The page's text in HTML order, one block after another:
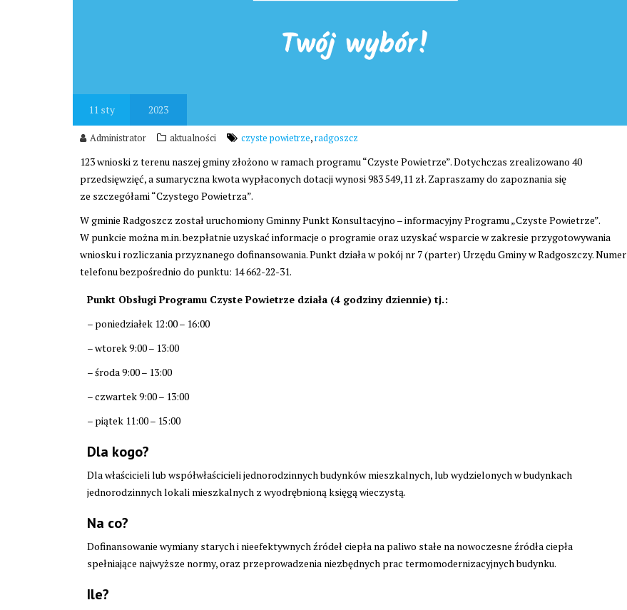
11 sty 2023
Administrator aktualności czyste powietrze,radgoszcz
123 wnioski z terenu naszej gminy złożono w ramach programu “Czyste Powietrze”. Dotychczas zrealizowano 40
przedsięwzięć, a sumaryczna kwota wypłaconych dotacji wynosi 983 549,11 zł. Zapraszamy do zapoznania się
ze szczegółami “Czystego Powietrza”.
W gminie Radgoszcz został uruchomiony Gminny Punkt Konsultacyjno – informacyjny Programu „Czyste Powietrze”.
W punkcie można m.in. bezpłatnie uzyskać informacje o programie oraz uzyskać wsparcie w zakresie przygotowywania
wniosku i rozliczania przyznanego dofinansowania. Punkt działa w pokój nr 7 (parter) Urzędu Gminy w Radgoszczy. Numer
telefonu bezpośrednio do punktu: 14 662-22-31.
Punkt Obsługi Programu Czyste Powietrze działa (4 godziny dziennie) tj.:
– poniedziałek 12:00 – 16:00
– wtorek 9:00 – 13:00
– środa 9:00 – 13:00
– czwartek 9:00 – 13:00
– piątek 11:00 – 15:00
Dla kogo?
Dla właścicieli lub współwłaścicieli jednorodzinnych budynków mieszkalnych, lub wydzielonych w budynkach
jednorodzinnych lokali mieszkalnych z wyodrębnioną księgą wieczystą.
Na co?
Dofinansowanie wymiany starych i nieefektywnych źródeł ciepła na paliwo stałe na nowoczesne źródła ciepła
spełniające najwyższe normy, oraz przeprowadzenia niezbędnych prac termomodernizacyjnych budynku.
Ile?